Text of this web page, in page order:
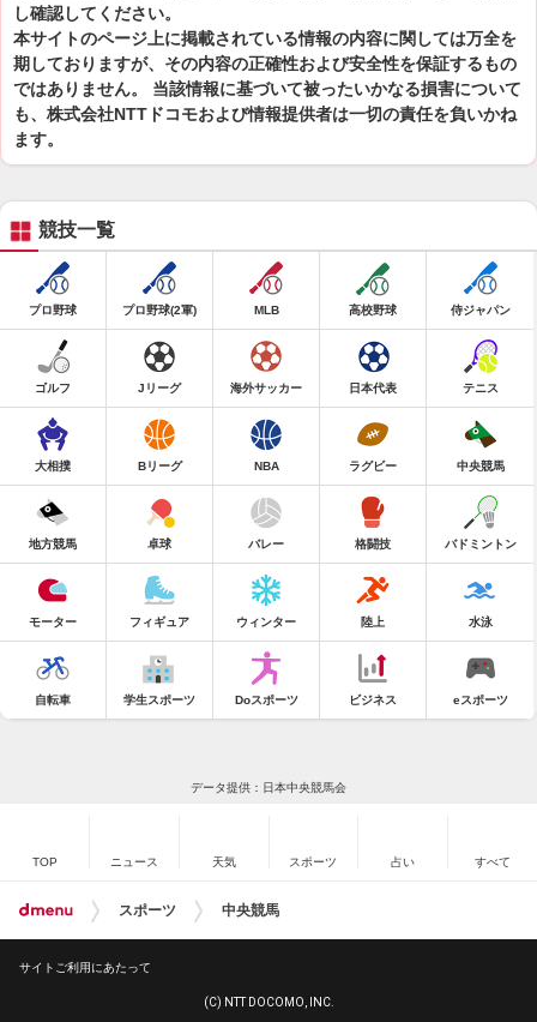
し確認してください。
本サイトのページ上に掲載されている情報の内容に関しては万全を
期しておりますが、その内容の正確性および安全性を保証するもの
ではありません。 当該情報に基づいて被ったいかなる損害について
も、株式会社NTTドコモおよび情報提供者は一切の責任を負いかね
ます。
競技一覧
プロ野球 プロ野球(2軍) MLB 高校野球 侍ジャパン
ゴルフ Jリーグ 海外サッカー 日本代表 テニス
大相撲 Bリーグ NBA ラグビー 中央競馬
地方競馬 卓球 バレー 格闘技 バドミントン
モーター フィギュア ウィンター 陸上 水泳
自転車 学生スポーツ Doスポーツ ビジネス eスポーツ
データ提供：日本中央競馬会
TOP ニュース 天気 スポーツ 占い すべて
スポーツ 中央競馬
サイトご利用にあたって
(C) NTT DOCOMO, INC.